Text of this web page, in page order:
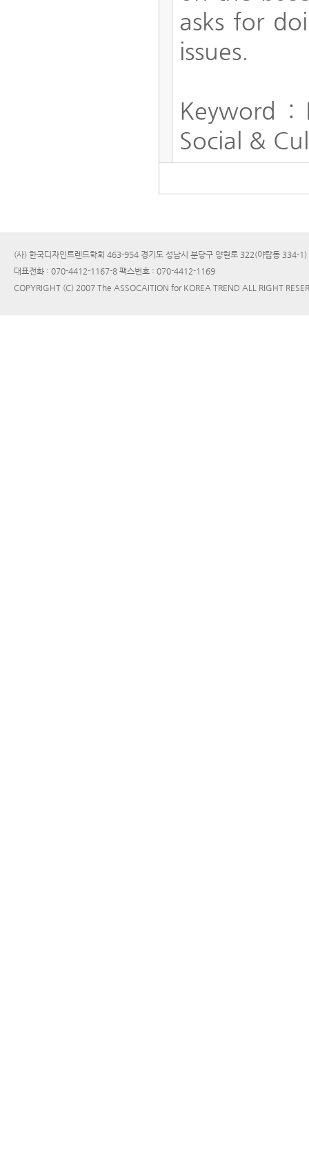
asks for
issues.
Keyword :
Social &
(사) 한국디자인트렌드학회 463-954 경기도 성남시 분당구 양현로 322(야탑동 334-
대표전화 : 070-4412-1167-8 팩스번호 : 070-4412-1169
COPYRIGHT (C) 2007 The ASSOCAITION for KOREA TREND ALL RIGHT